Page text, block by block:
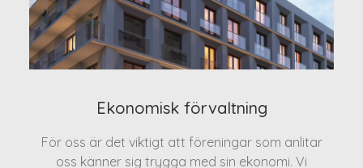
Ekonomisk förvaltning
För oss är det viktigt att föreningar som anlitar
oss känner sig trygga med sin ekonomi. Vi